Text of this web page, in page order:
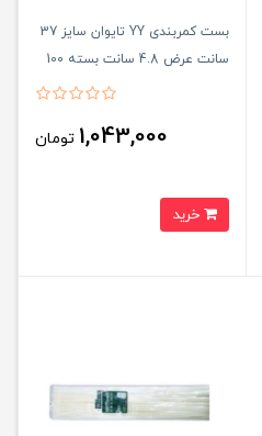
بست کمربندی YY تایوان سایز 37
سانت عرض 4.8 سانت بسته 100
1,043,000 تومان